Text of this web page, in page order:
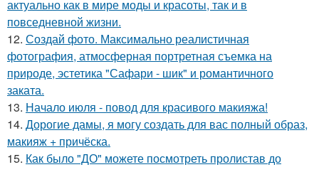
актуально как в мире моды и красоты, так и в
повседневной жизни.
12. Создай фото. Максимально реалистичная
фотография, атмосферная портретная съемка на
природе, эстетика "Сафари - шик" и романтичного
заката.
13. Начало июля - повод для красивого макияжа!
14. Дорогие дамы, я могу создать для вас полный образ,
макияж + причёска.
15. Как было "ДО" можете посмотреть пролистав до